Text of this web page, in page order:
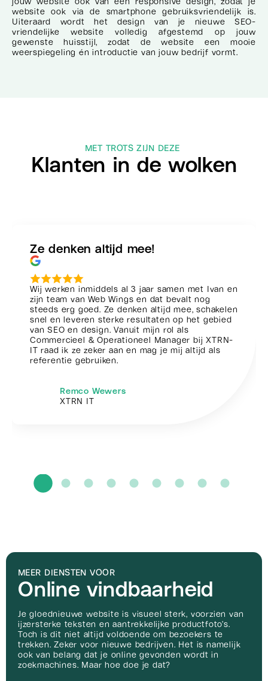
website ook via de smartphone gebruiksvriendelijk is.
Uiteraard wordt het design van je nieuwe SEO-
vriendelijke website volledig afgestemd op jouw
gewenste huisstijl, zodat de website een mooie
weerspiegeling én introductie van jouw bedrijf vormt.
MET TROTS ZIJN DEZE
Klanten in de wolken
Ze denken altijd mee!
Wij werken inmiddels al 3 jaar samen met Ivan en
zijn team van Web Wings en dat bevalt nog
steeds erg goed. Ze denken altijd mee, schakelen
snel en leveren sterke resultaten op het gebied
van SEO en design. Vanuit mijn rol als
Commercieel & Operationeel Manager bij XTRN-
IT raad ik ze zeker aan en mag je mij altijd als
referentie gebruiken.
Remco Wewers
XTRN IT
MEER DIENSTEN VOOR
Online vindbaarheid
Je gloednieuwe website is visueel sterk, voorzien van
ijzersterke teksten en aantrekkelijke productfoto’s.
Toch is dit niet altijd voldoende om bezoekers te
trekken. Zeker voor nieuwe bedrijven. Het is namelijk
ook van belang dat je online gevonden wordt in
zoekmachines. Maar hoe doe je dat?